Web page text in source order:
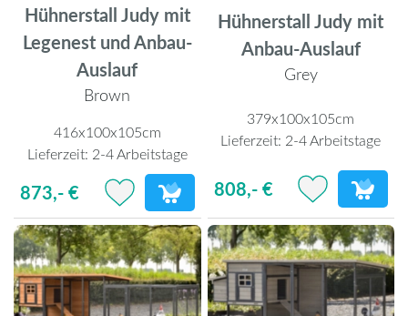
Hühnerstall Judy mit
Legenest und Anbau-
Auslauf
Brown
416x100x105cm
Lieferzeit: 2-4 Arbeitstage
873,- €
Hühnerstall Judy mit
Anbau-Auslauf
Grey
379x100x105cm
Lieferzeit: 2-4 Arbeitstage
808,- €